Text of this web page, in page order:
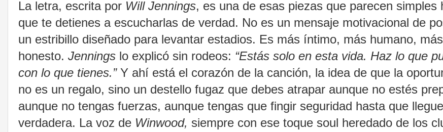
La letra, escrita por Will Jennings, es una de esas piezas que parecen simples
que te detienes a escucharlas de verdad. No es un mensaje motivacional de
un estribillo diseñado para levantar estadios. Es más íntimo, más humano, más
honesto. Jennings lo explicó sin rodeos: “Estás solo en esta vida. Haz lo que
con lo que tienes.”Y ahí está el corazón de la canción, la idea de que la
no es un regalo, sino un destello fugaz que debes atrapar aunque no estés
aunque no tengas fuerzas, aunque tengas que fingir seguridad hasta que
verdadera. La voz de Winwood, siempre con ese toque soul heredado de los